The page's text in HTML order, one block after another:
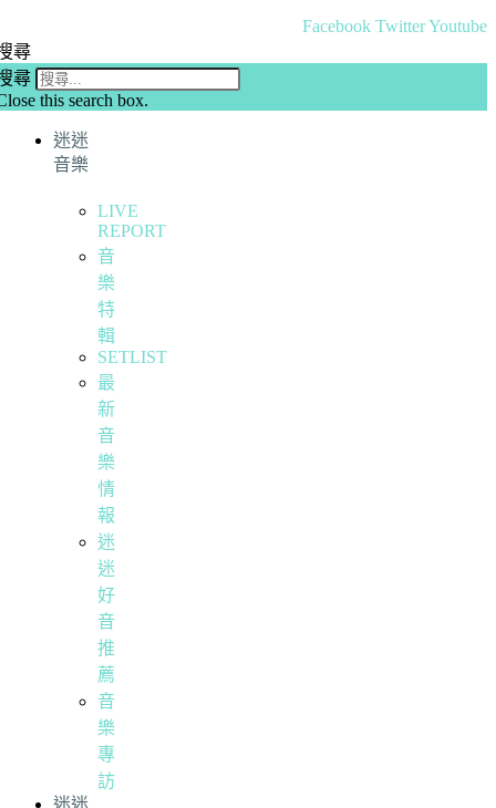
Facebook TwitterYoutube
尋
尋
this search box.
迷迷
音樂
LIVE
REPORT
音
樂
特
輯
SETLIST
最
新
音
樂
情
報
迷
迷
好
音
推
薦
音
樂
專
訪
迷迷